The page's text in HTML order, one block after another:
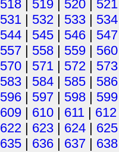
518 | 519 | 520 | 521
531 | 532 | 533 | 534
544 | 545 | 546 | 547
557 | 558 | 559 | 560
570 | 571 | 572 | 573
583 | 584 | 585 | 586
596 | 597 | 598 | 599
609 | 610 | 611 | 612
622 | 623 | 624 | 625
635 | 636 | 637 | 638